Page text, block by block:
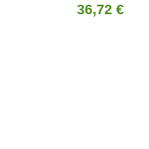
36,72 €